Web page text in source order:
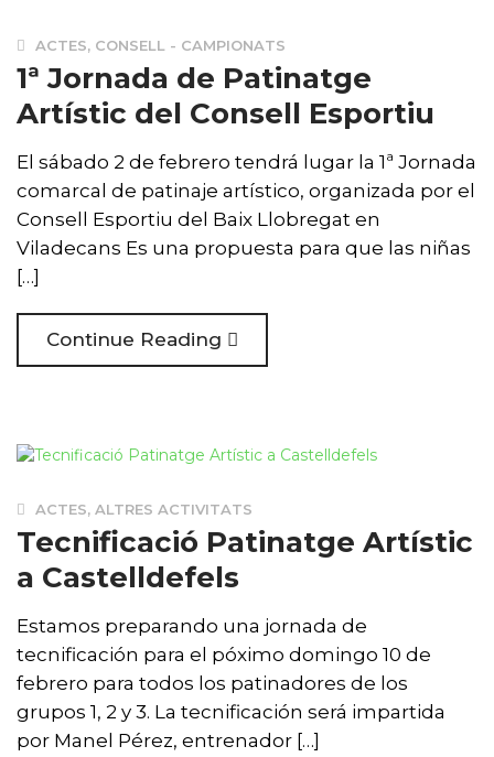
ACTES, CONSELL - CAMPIONATS
1ª Jornada de Patinatge
Artístic del Consell Esportiu
El sábado 2 de febrero tendrá lugar la 1ª Jornada
comarcal de patinaje artístico, organizada por el
Consell Esportiu del Baix Llobregat en
Viladecans Es una propuesta para que las niñas
[…]
Continue Reading
ACTES, ALTRES ACTIVITATS
Tecnificació Patinatge Artístic
a Castelldefels
Estamos preparando una jornada de
tecnificación para el póximo domingo 10 de
febrero para todos los patinadores de los
grupos 1, 2 y 3. La tecnificación será impartida
por Manel Pérez, entrenador […]